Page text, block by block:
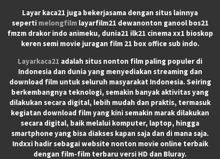
Layar kaca21 juga bekerjasama dengan situs lainnya
seperti melongfilmlayarfilm21 dewanonton ganool bos21
fmzm drakor indo animeku, dunia21 ilk21 cinema xx1 bioskop
keren semi movie juragan film 21 box office sub indo.
Layarkaca21 adalah situs nonton film paling populer di
Indonesia dan dunia yang menyediakan streaming dan
download film untuk seluruh masyarakat Indonesia. Seiring
berkembangnya teknologi, semakin banyak aktivitas yang
dilakukan secara digital, lebih mudah dan praktis, termasuk
kegiatan download film yang kini semakin marak dilakukan
secara digital, baik melalui komputer, laptop, hingga
smartphone yang bisa diakses kapan saja dan di mana saja.
Indxxi hadir sebagai website nonton movie online terbaik
dengan film-film terbaru versi HD dan Bluray.